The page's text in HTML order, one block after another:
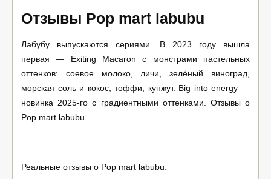
Отзывы Pop mart labubu
Лабубу выпускаются сериями. В 2023 году вышла
первая — Exiting Macaron с монстрами пастельных
оттенков: соевое молоко, личи, зелёный виноград,
морская соль и кокос, тоффи, кунжут. Big into energy —
новинка 2025-го с градиентными оттенками. Отзывы о
Pop mart labubu
Реальные отзывы о Pop mart labubu.